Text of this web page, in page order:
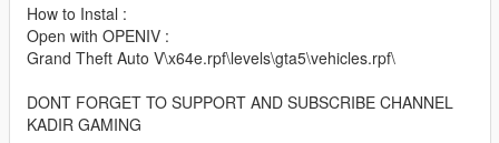
How to Instal :
Open with OPENIV :
Grand Theft Auto V\x64e.rpf\levels\gta5\vehicles.rpf\
DONT FORGET TO SUPPORT AND SUBSCRIBE CHANNEL
KADIR GAMING